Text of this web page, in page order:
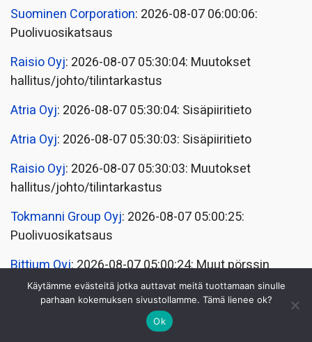
Suominen Corporation: 2026-08-07 06:00:06:
Puolivuosikatsaus
Raisio Oyj: 2026-08-07 05:30:04: Muutokset
hallitus/johto/tilintarkastus
Atria Oyj: 2026-08-07 05:30:04: Sisäpiiritieto
Atria Oyj: 2026-08-07 05:30:03: Sisäpiiritieto
Raisio Oyj: 2026-08-07 05:30:03: Muutokset
hallitus/johto/tilintarkastus
Tokmanni Group Oyj: 2026-08-07 05:00:25:
Puolivuosikatsaus
Bittium Oyj: 2026-08-07 05:00:24: Muut pörssin
sääntöjen nojalla julkistettavat tiedot
: 2026-08-07 05:00:22: Puolivuosikatsaus
Käytämme evästeitä jotka auttavat meitä tuottamaan sinulle
parhaan kokemuksen sivustollamme. Tämä lienee ok?
Ok